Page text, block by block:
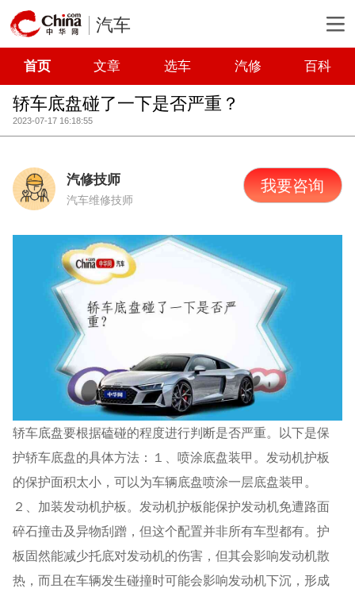
汽车
首页 文章 选车 汽修 百科
轿车底盘碰了一下是否严重？
2023-07-17 16:18:55
汽修技师
汽车维修技师
我要咨询
轿车底盘要根据磕碰的程度进行判断是否严重。以下是保
护轿车底盘的具体方法：１、喷涂底盘装甲。发动机护板
的保护面积太小，可以为车辆底盘喷涂一层底盘装甲。
２、加装发动机护板。发动机护板能保护发动机免遭路面
碎石撞击及异物刮蹭，但这个配置并非所有车型都有。护
板固然能减少托底对发动机的伤害，但其会影响发动机散
热，而且在车辆发生碰撞时可能会影响发动机下沉，形成